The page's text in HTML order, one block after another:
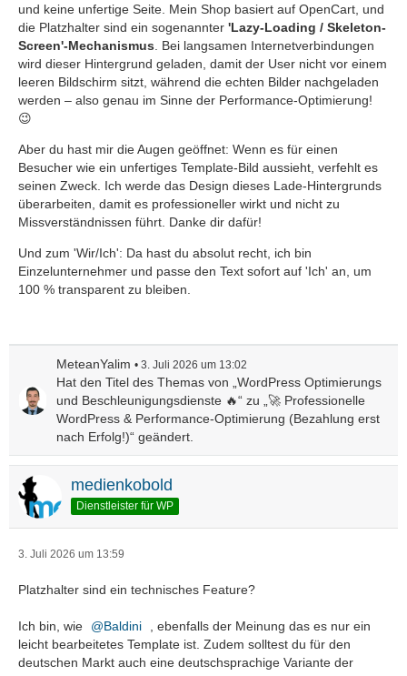
und keine unfertige Seite. Mein Shop basiert auf OpenCart, und
die Platzhalter sind ein sogenannter 'Lazy-Loading / Skeleton-
Screen'-Mechanismus . Bei langsamen Internetverbindungen
wird dieser Hintergrund geladen, damit der User nicht vor einem
leeren Bildschirm sitzt, während die echten Bilder nachgeladen
werden – also genau im Sinne der Performance-Optimierung!
😉
Aber du hast mir die Augen geöffnet: Wenn es für einen
Besucher wie ein unfertiges Template-Bild aussieht, verfehlt es
seinen Zweck. Ich werde das Design dieses Lade-Hintergrunds
überarbeiten, damit es professioneller wirkt und nicht zu
Missverständnissen führt. Danke dir dafür!
Und zum 'Wir/Ich': Da hast du absolut recht, ich bin
Einzelunternehmer und passe den Text sofort auf 'Ich' an, um
100 % transparent zu bleiben.
MeteanYalim 3. Juli 2026 um 13:02
Hat den Titel des Themas von „WordPress Optimierungs
und Beschleunigungsdienste 🔥“ zu „🚀 Professionelle
WordPress & Performance-Optimierung (Bezahlung erst
nach Erfolg!)“ geändert.
medienkobold
Dienstleister für WP
3. Juli 2026 um 13:59
Platzhalter sind ein technisches Feature?
Ich bin, wie Baldini
, ebenfalls der Meinung das es nur ein
leicht bearbeitetes Template ist. Zudem solltest du für den
deutschen Markt auch eine deutschsprachige Variante der